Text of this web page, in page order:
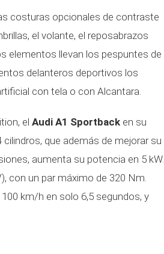
costuras opcionales de contraste
el volante, el reposabrazos
elementos llevan los pespuntes de
delanteros deportivos los
con tela o con Alcantara.
el Audi A1 Sportback en su
que además de mejorar su
aumenta su potencia en 5 kW.
con un par máximo de 320 Nm.
km/h en solo 6,5 segundos, y